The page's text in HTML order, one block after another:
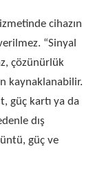
cihazın
“Sinyal
çözünürlük
kaynaklanabilir.
güç kartı ya da
dış
güç ve